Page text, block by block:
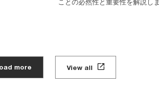
ことの必然性と重要性を解説し
more View all